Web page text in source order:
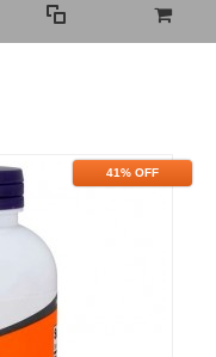
41% OFF